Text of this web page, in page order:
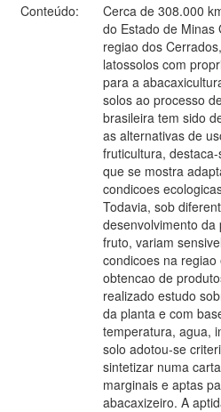
Conteúdo:
Cerca de 308.000
do Estado de Minas
regiao dos
latossolos com
para a
solos ao processo
brasileira tem sido
as alternativas de
fruticultura,
que se mostra
condicoes
Todavia, sob
desenvolvimento da
fruto, variam
condicoes na
obtencao de
realizado estudo
da planta e com
temperatura, agua,
solo adotou-se
sintetizar numa
marginais e aptas
abacaxizeiro. A